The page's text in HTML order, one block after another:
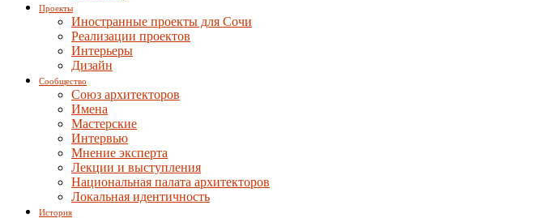
Проекты
Иностранные проекты для Сочи
Реализации проектов
Интерьеры
Дизайн
Сообщество
Союз архитекторов
Имена
Мастерские
Интервью
Мнение эксперта
Лекции и выступления
Национальная палата архитекторов
Локальная идентичность
История